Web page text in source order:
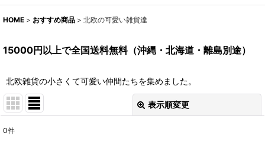
HOME > おすすめ商品 > 北欧の可愛い雑貨達
15000円以上で全国送料無料（沖縄・北海道・離島別途）
北欧雑貨の小さくて可愛い仲間たちを集めました。
表示順変更
0件